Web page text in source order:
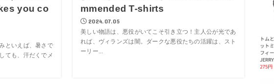
you co
といえば、暑さで
ても、汗だくでメ
mmended T-shirts
2024.07.05
美しい物語は、悪役がいてこそ引き立つ！主人公が光であ
れば、ヴィランズは闇。ダークな悪役たちの活躍は、スト
ーリー...